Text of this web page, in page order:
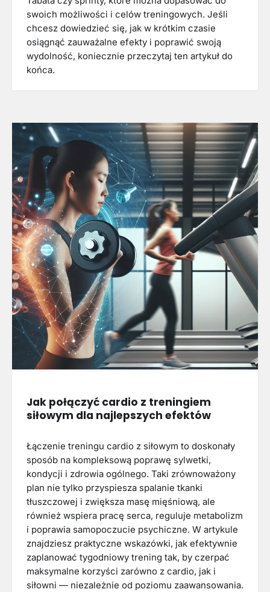
swoich możliwości i celów treningowych. Jeśli
chcesz dowiedzieć się, jak w krótkim czasie
osiągnąć zauważalne efekty i poprawić swoją
wydolność, koniecznie przeczytaj ten artykuł do
końca.
Jak połączyć cardio z treningiem
siłowym dla najlepszych efektów
Łączenie treningu cardio z siłowym to doskonały
sposób na kompleksową poprawę sylwetki,
kondycji i zdrowia ogólnego. Taki zrównoważony
plan nie tylko przyspiesza spalanie tkanki
tłuszczowej i zwiększa masę mięśniową, ale
również wspiera pracę serca, reguluje metabolizm
i poprawia samopoczucie psychiczne. W artykule
znajdziesz praktyczne wskazówki, jak efektywnie
zaplanować tygodniowy trening tak, by czerpać
maksymalne korzyści zarówno z cardio, jak i
siłowni — niezależnie od poziomu zaawansowania.